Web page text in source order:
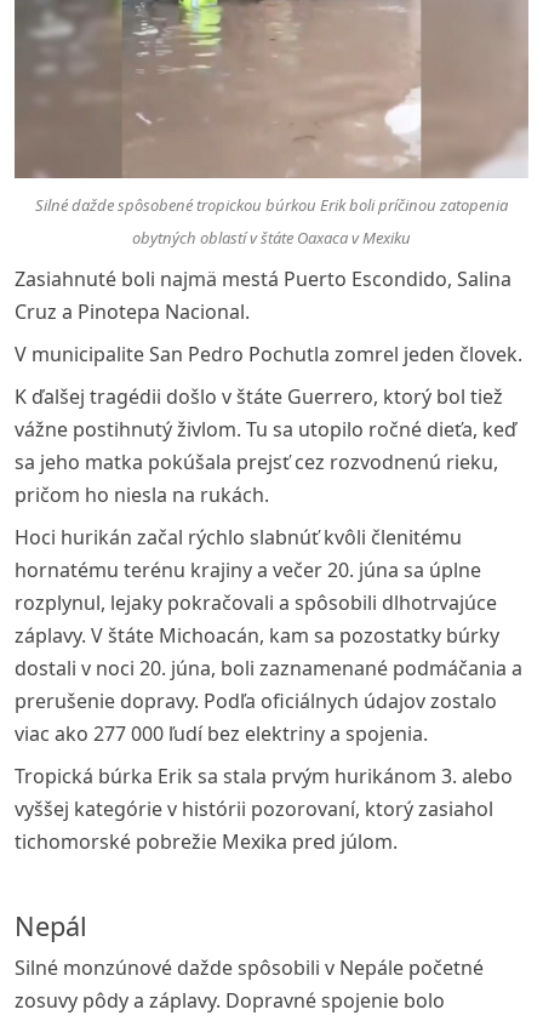
Silné dažde spôsobené tropickou búrkou Erik boli príčinou zatopenia
obytných oblastí v štáte Oaxaca v Mexiku
Zasiahnuté boli najmä mestá Puerto Escondido, Salina
Cruz a Pinotepa Nacional.
V municipalite San Pedro Pochutla zomrel jeden človek.
K ďalšej tragédii došlo v štáte Guerrero, ktorý bol tiež
vážne postihnutý živlom. Tu sa utopilo ročné dieťa, keď
sa jeho matka pokúšala prejsť cez rozvodnenú rieku,
pričom ho niesla na rukách.
Hoci hurikán začal rýchlo slabnúť kvôli členitému
hornatému terénu krajiny a večer 20. júna sa úplne
rozplynul, lejaky pokračovali a spôsobili dlhotrvajúce
záplavy. V štáte Michoacán, kam sa pozostatky búrky
dostali v noci 20. júna, boli zaznamenané podmáčania a
prerušenie dopravy. Podľa oficiálnych údajov zostalo
viac ako 277 000 ľudí bez elektriny a spojenia.
Tropická búrka Erik sa stala prvým hurikánom 3. alebo
vyššej kategórie v histórii pozorovaní, ktorý zasiahol
tichomorské pobrežie Mexika pred júlom.
Nepál
Silné monzúnové dažde spôsobili v Nepále početné
zosuvy pôdy a záplavy. Dopravné spojenie bolo